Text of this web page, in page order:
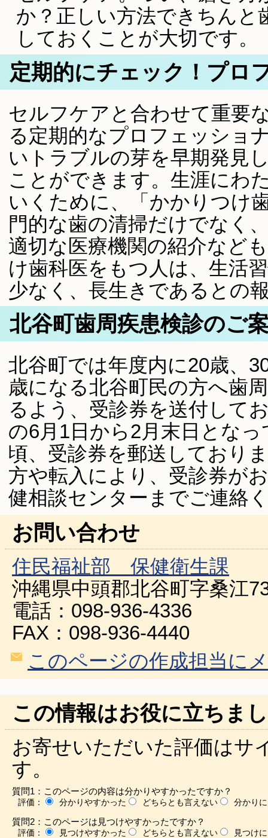
か？正しい方法できちんと
しておくことが大切です。
定期的にチェック！プロ
セルフケアと合わせて重要
る定期的なプロフェッショ
いトラブルの芽を早期発見
ことができます。生涯にわ
いくために、「かかりつけ
門的な歯の清掃だけでなく
適切な医療機関の紹介など
け歯科医をもつ人は、生活
少なく、長生きであるとの
北谷町歯周疾患検診のご
北谷町では年度内に20歳、
歳になる北谷町民の方へ歯
るよう、受診券を送付して
の6月1日から2月末日とな
頃、受診券を郵送しており
方や転入により、受診券が
健相談センターまでご連絡
お問い合わせ
住民福祉部 保健衛生課
沖縄県中頭郡北谷町字桑江
電話：098-936-4336
FAX：098-936-4440
このページの作成担当に
この情報はお役に立ちま
お寄せいただいた評価はサ
す。
質問1：このページの内容は分かりやすかったですか？
評価： 分かりやすかった どちらとも言えない 分かり
質問2：このページは見つけやすかったですか？
評価： 見つけやすかった どちらとも言えない 見つけ